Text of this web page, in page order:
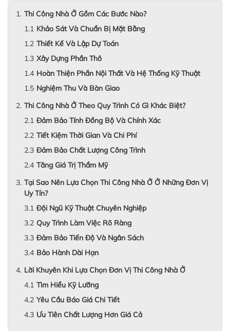
Thi Công Nhà Ở Gồm Các Bước Nào?
Khảo Sát Và Chuẩn Bị Mặt Bằng
Thiết Kế Và Lập Dự Toán
Xây Dựng Phần Thô
Hoàn Thiện Phần Nội Thất Và Hệ Thống Kỹ Thuật
Nghiệm Thu Và Bàn Giao
Thi Công Nhà Ở Theo Quy Trình Có Gì Khác Biệt?
Đảm Bảo Tính Đồng Bộ Và Chính Xác
Tiết Kiệm Thời Gian Và Chi Phí
Đảm Bảo Chất Lượng Công Trình
Tăng Giá Trị Thẩm Mỹ
Tại Sao Nên Lựa Chọn Thi Công Nhà Ở Ở Những Đơn Vị
Uy Tín?
Đội Ngũ Kỹ Thuật Chuyên Nghiệp
Quy Trình Làm Việc Rõ Ràng
Đảm Bảo Tiến Độ Và Ngân Sách
Bảo Hành Dài Hạn
Lời Khuyên Khi Lựa Chọn Đơn Vị Thi Công Nhà Ở
Tìm Hiểu Kỹ Lưỡng
Yêu Cầu Báo Giá Chi Tiết
Ưu Tiên Chất Lượng Hơn Giá Cả